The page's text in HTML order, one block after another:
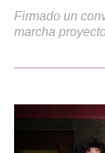
Firmado un
marcha